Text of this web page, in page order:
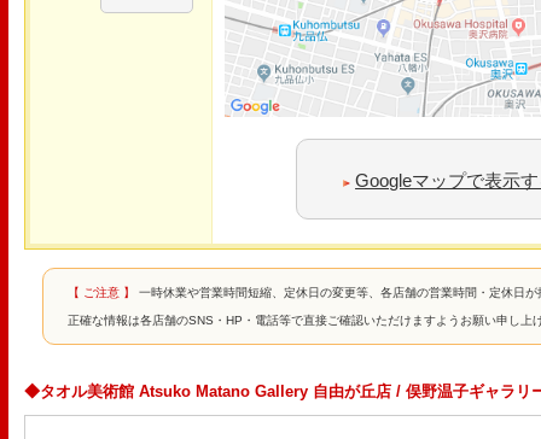
Googleマップで表示
【 ご注意 】 一時休業や営業時間短縮、定休日の変更等、各店舗の営業時間・定休日
正確な情報は各店舗のSNS・HP・電話等で直接ご確認いただけますようお願い申し上
◆タオル美術館 Atsuko Matano Gallery 自由が丘店 / 俣野温子ギャラリ